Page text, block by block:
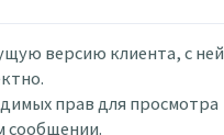
версию клиента, с ней
прав для просмотра
сообщении.